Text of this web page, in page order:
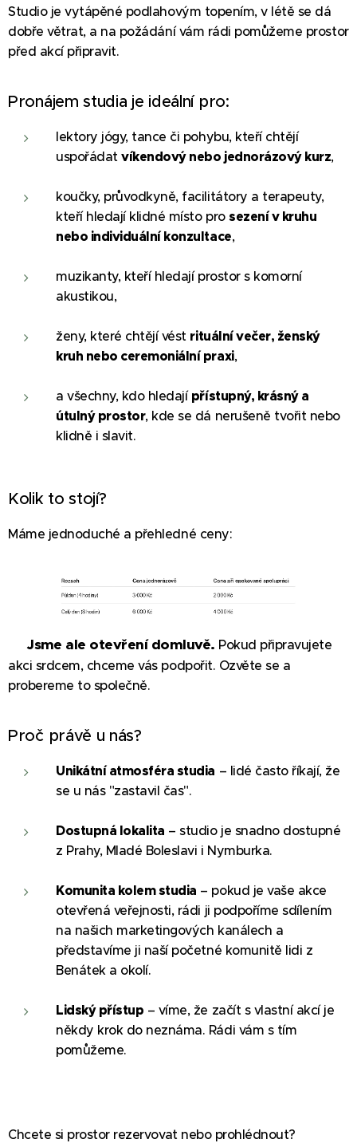
Studio je vytápěné podlahovým topením, v létě se dá
dobře větrat, a na požádání vám rádi pomůžeme prostor
před akcí připravit.
Pronájem studia je ideální pro:
lektory jógy, tance či pohybu, kteří chtějí
uspořádatvíkendový nebo jednorázový kurz,
koučky, průvodkyně, facilitátory a terapeuty,
kteří hledají klidné místo prosezení v kruhu
nebo individuální konzultace,
muzikanty, kteří hledají prostor s komorní
akustikou,
ženy, které chtějí vést rituální večer, ženský
kruh nebo ceremoniální praxi,
a všechny, kdo hledají přístupný, krásný a
útulný prostor, kde se dá nerušeně tvořit nebo
klidně i slavit.
Kolik to stojí?
Máme jednoduché a přehledné ceny:
💬Jsme ale otevření domluvě. Pokud připravujete
akci srdcem, chceme vás podpořit. Ozvěte se a
probereme to společně.
Proč právě u nás?
Unikátní atmosféra studia – lidé často říkají, že
se u nás "zastavil čas".
Dostupná lokalita – studio je snadno dostupné
z Prahy, Mladé Boleslavi i Nymburka.
Komunita kolem studia – pokud je vaše akce
otevřená veřejnosti, rádi ji podpoříme sdílením
na našich marketingových kanálech a
představíme ji naší početné komunitě lidi z
Benátek a okolí.
Lidský přístup – víme, že začít s vlastní akcí je
někdy krok do neznáma. Rádi vám s tím
pomůžeme.
Chcete si prostor rezervovat nebo prohlédnout?